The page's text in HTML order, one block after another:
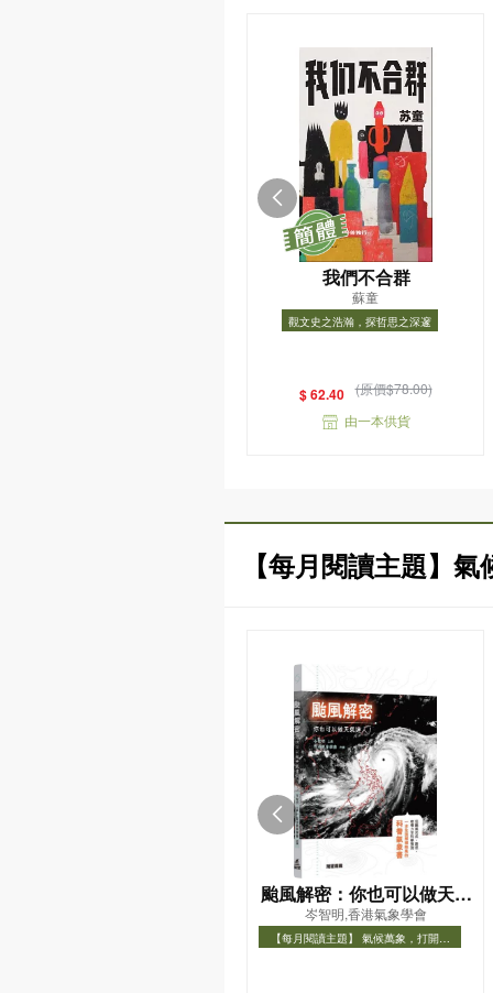
我們不合群
蘇童
觀文史之浩瀚，探哲思之深邃
$ 62.40 (原價$78.00)
由一本供貨
【每月閱讀主題】
颱風解密：你也可以做天氣
達人！
岑智明,香港氣象學會
【每月閱讀主題】 氣候萬象，打開氣